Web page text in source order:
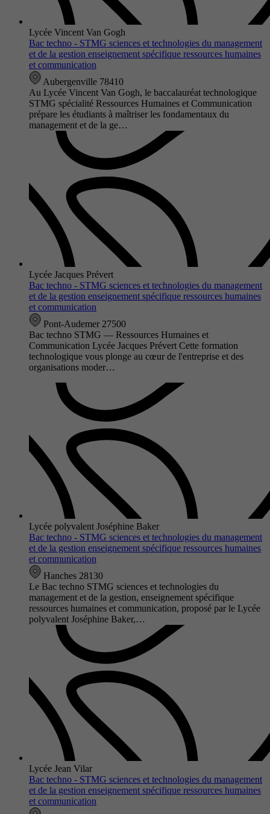
Lycée Vincent Van Gogh
Bac techno - STMG sciences et technologies du management
et de la gestion enseignement spécifique ressources humaines
et communication
Aubergenville 78410
Au Lycée Vincent Van Gogh, le baccalauréat technologique
STMG spécialité Ressources Humaines et Communication
prépare les étudiants à maîtriser les fondamentaux du
management et de la ge…
Lycée Jacques Prévert
Bac techno - STMG sciences et technologies du management
et de la gestion enseignement spécifique ressources humaines
et communication
Pont-Audemer 27500
Bac techno STMG — Ressources Humaines et
Communication Lycée Jacques Prévert Cette formation
technologique vous plonge au cœur de l'entreprise et des
organisations moder…
Lycée polyvalent Joséphine Baker
Bac techno - STMG sciences et technologies du management
et de la gestion enseignement spécifique ressources humaines
et communication
Hanches 28130
Le Bac techno STMG sciences et technologies du
management et de la gestion, enseignement spécifique
ressources humaines et communication, proposé par le Lycée
polyvalent Joséphine Baker,…
Lycée Jean Vilar
Bac techno - STMG sciences et technologies du management
et de la gestion enseignement spécifique ressources humaines
et communication